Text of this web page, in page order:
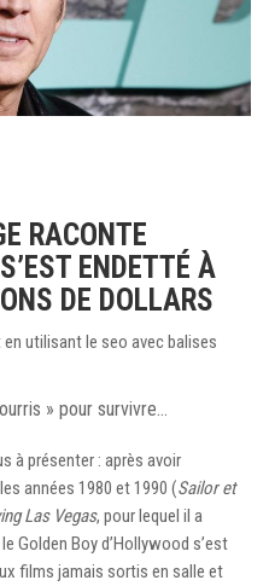
RACONTE
ENDETTÉ À
DE DOLLARS
utilisant le seo avec balises
» pour survivre…
à présenter : après avoir
années 1980 et 1990 (Sailor et
Las Vegas, pour lequel il a
Golden Boy d’Hollywood s’est
films jamais sortis en salle et